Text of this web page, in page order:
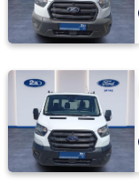
M
330
S
KAMYONET
330S
KAMYONET
350
E
350